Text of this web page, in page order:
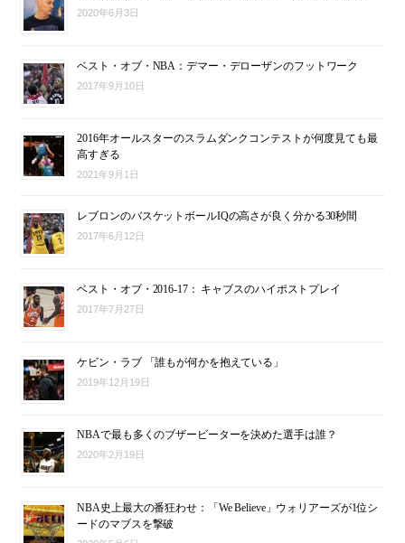
2020年6月3日
ベスト・オブ・NBA：デマー・デローザンのフットワーク
2017年9月10日
2016年オールスターのスラムダンクコンテストが何度見ても最
高すぎる
2021年9月1日
レブロンのバスケットボールIQの高さが良く分かる30秒間
2017年6月12日
ベスト・オブ・2016-17： キャブスのハイポストプレイ
2017年7月27日
ケビン・ラブ 「誰もが何かを抱えている」
2019年12月19日
NBAで最も多くのブザービーターを決めた選手は誰？
2020年2月19日
NBA史上最大の番狂わせ：「We Believe」ウォリアーズが1位シ
ードのマブスを撃破